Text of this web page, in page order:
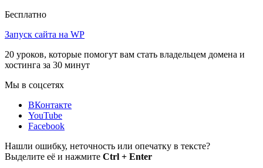
Бесплатно
Запуск сайта на WP
20 уроков, которые помогут вам стать владельцем домена и
хостинга за 30 минут
Мы в соцсетях
ВКонтакте
YouTube
Facebook
Нашли ошибку, неточность или опечатку в тексте?
Выделите её и нажмите Ctrl + Enter